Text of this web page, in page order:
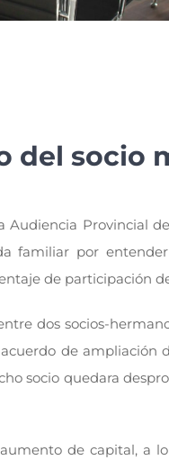
del socio
Provincial
familiar por
de participación
dos socios-
de
socio quedara
de capital, a